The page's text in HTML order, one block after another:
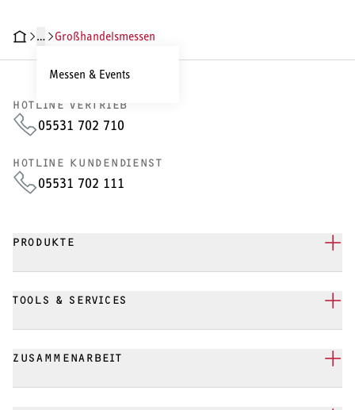
…
Messen & Events
Großhandelsmessen
HOTLINE VERTRIEB
05531 702 710
HOTLINE KUNDENDIENST
05531 702 111
PRODUKTE
TOOLS & SERVICES
ZUSAMMENARBEIT